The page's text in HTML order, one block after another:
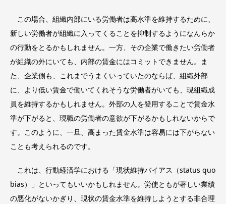
この場合、組織内部にいる労働者は高水準を維持するために、
新しい労働者が組織に入ってくることを抑制するようになんらか
の行動をとるかもしれません。一方、その企業で働きたい労働者
が組織の外にいても、内部の賃金にはコミットできません。ま
た、企業側も、これまでうまくいっていたのならば、組織外部
に、より低い賃金で働いてくれそうな労働者がいても、現組織成
員を維持するかもしれません。外部の人を登用することで賃金水
準が下がると、現職の労働者の意欲が下がるかもしれないからで
す。このように、一旦、高まった賃金水準は容易には下がらない
ことも考えられるのです。
これは、行動経済学における「現状維持バイアス（status quo
bias）」といってもいいかもしれません。労使ともが著しい業績
の悪化がないかぎり、現状の賃金水準を維持しようとする非合理